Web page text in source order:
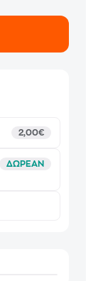
2,00€
ΔΩΡΕΑΝ